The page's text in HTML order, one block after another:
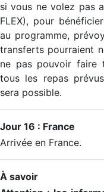
si vous ne volez pas
FLEX), pour
au programme,
transferts pourraient
ne pas pouvoir faire
tous les repas
sera possible.
Jour 16 : France
Arrivée en France.
À savoir